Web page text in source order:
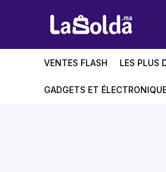
VENTES FLASH LES PLUS
GADGETS ET